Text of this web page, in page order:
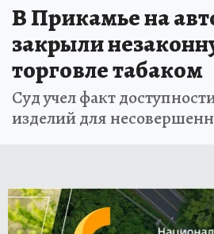
В Прикамье на
закрыли
торговле табаком
Суд учел факт
изделий для